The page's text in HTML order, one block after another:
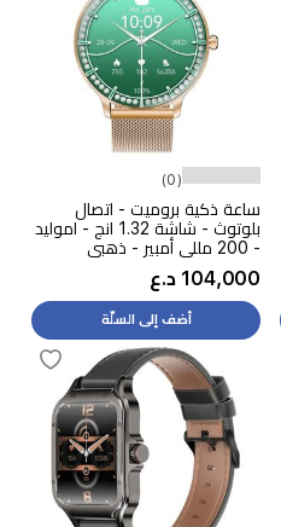
(0)
ساعة ذكية بروميت - اتصال
بلوتوث - شاشة 1.32 انج - اموليد
- 200 مللي أمبير - ذهبي
104,000 د.ع
أضف إلى السلّة